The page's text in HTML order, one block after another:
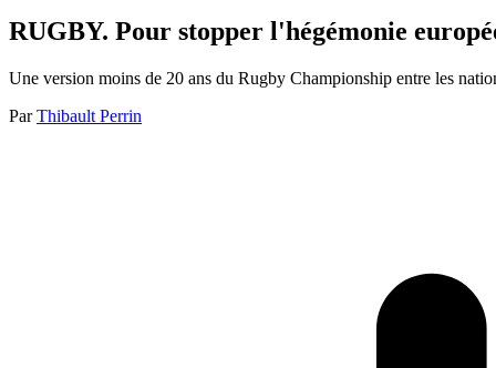
RUGBY. Pour stopper l'hégémonie
Une version moins de 20 ans du Rugby Championship entre les
Par Thibault Perrin